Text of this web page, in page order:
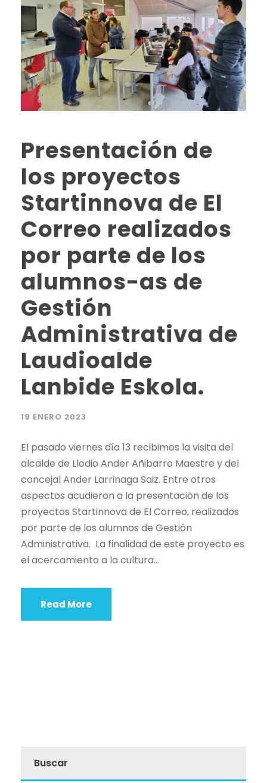
Presentación de
los proyectos
Startinnova de El
Correo realizados
por parte de los
alumnos-as de
Gestión
Administrativa de
Laudioalde
Lanbide Eskola.
19 ENERO 2023
El pasado viernes día 13 recibimos la visita del
alcalde de Llodio Ander Añibarro Maestre y del
concejal Ander Larrinaga Saiz. Entre otros
aspectos acudieron a la presentación de los
proyectos Startinnova de El Correo, realizados
por parte de los alumnos de Gestión
Administrativa. La finalidad de este proyecto es
el acercamiento a la cultura...
Read More
Buscar